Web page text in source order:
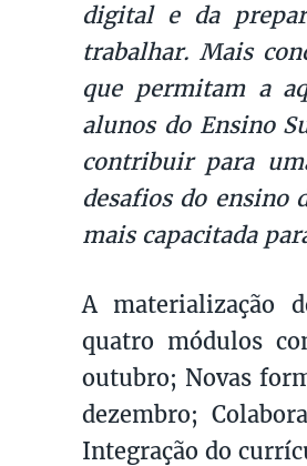
digital e da
trabalhar. Mais
que permitam a
alunos do Ensino
contribuir para
desafios do ensino
mais capacitada
A materialização
quatro módulos
outubro; Novas
dezembro;
Integração do